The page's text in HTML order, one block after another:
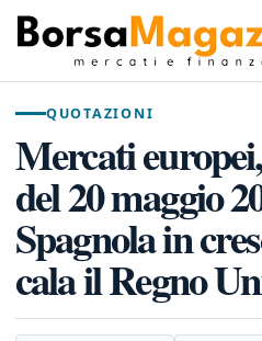
QUOTAZIONI
Mercati
del 20 maggio
Spagnola in
cala il Regno